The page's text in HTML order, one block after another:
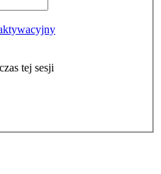
tej sesji